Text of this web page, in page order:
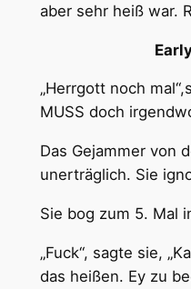
aber sehr heiß war.
„Herrgott noch
MUSS doch
Das Gejammer von
unerträglich. Sie
Sie bog zum 5. Mal
„Fuck“, sagte sie,
das heißen. Ey zu